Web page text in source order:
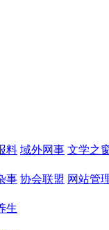
料 域外网事 文学之
事 协会联盟 网站管
生